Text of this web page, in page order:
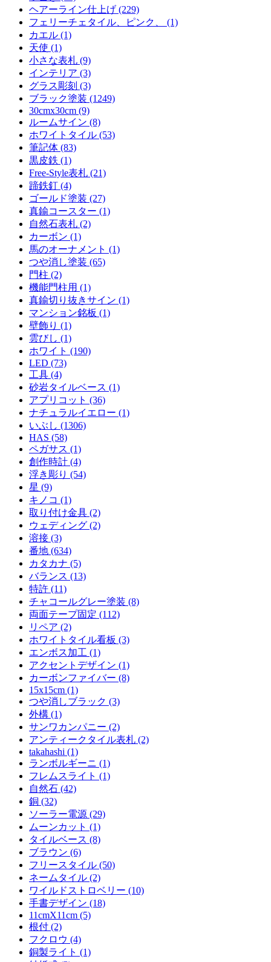
ヘアーライン仕上げ (229)
フェリーチェタイル、ピンク、 (1)
カエル (1)
天使 (1)
小さな表札 (9)
インテリア (3)
グラス彫刻 (3)
ブラック塗装 (1249)
30cmx30cm (9)
ルームサイン (8)
ホワイトタイル (53)
筆記体 (83)
黒皮鉄 (1)
Free-Style表札 (21)
蹄鉄釘 (4)
ゴールド塗装 (27)
真鍮コースター (1)
自然石表札 (2)
カーボン (1)
馬のオーナメント (1)
つや消し塗装 (65)
門柱 (2)
機能門柱用 (1)
真鍮切り抜きサイン (1)
マンション銘板 (1)
壁飾り (1)
雲びし (1)
ホワイト (190)
LED (73)
工具 (4)
砂岩タイルベース (1)
アプリコット (36)
ナチュラルイエロー (1)
いぶし (1306)
HAS (58)
ペガサス (1)
創作時計 (4)
浮き彫り (54)
星 (9)
キノコ (1)
取り付け金具 (2)
ウェディング (2)
溶接 (3)
番地 (634)
カタカナ (5)
バランス (13)
特許 (11)
チャコールグレー塗装 (8)
両面テープ固定 (112)
リペア (2)
ホワイトタイル看板 (3)
エンボス加工 (1)
アクセントデザイン (1)
カーボンファイバー (8)
15x15cm (1)
つや消しブラック (3)
外構 (1)
サンワカンパニー (2)
アンティークタイル表札 (2)
takahashi (1)
ランボルギーニ (1)
フレムスライト (1)
自然石 (42)
銅 (32)
ソーラー電源 (29)
ムーンカット (1)
タイルベース (8)
ブラウン (6)
フリースタイル (50)
ネームタイル (2)
ワイルドストロベリー (10)
手書デザイン (18)
11cmX11cm (5)
根付 (2)
フクロウ (4)
銅製ライト (1)